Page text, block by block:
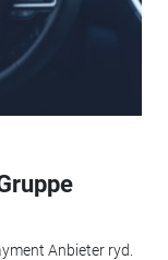
Anbieter ryd.